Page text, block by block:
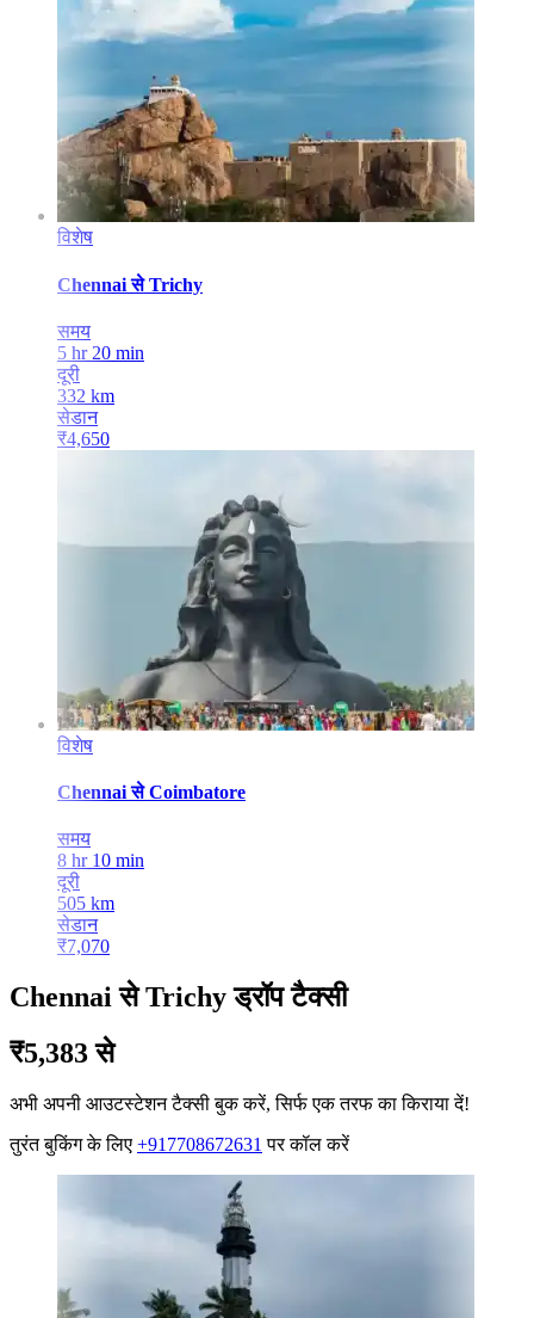
विशेष
Chennai से Trichy
समय
5 hr 20 min
दूरी
332 km
सेडान
₹4,650
विशेष
Chennai से Coimbatore
समय
8 hr 10 min
दूरी
505 km
सेडान
₹7,070
Chennai से Trichy ड्रॉप टैक्सी
₹5,383 से
अभी अपनी आउटस्टेशन टैक्सी बुक करें, सिर्फ एक तरफ का किराया दें!
तुरंत बुकिंग के लिए +917708672631 पर कॉल करें